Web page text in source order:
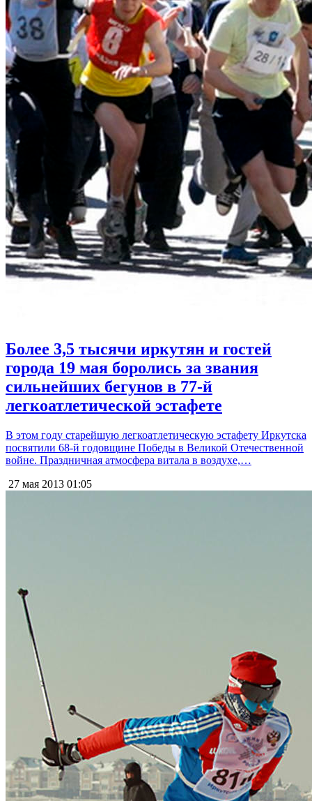
Более 3,5 тысячи иркутян и гостей
города 19 мая боролись за звания
сильнейших бегунов в 77-й
легкоатлетической эстафете
В этом году старейшую легкоатлетическую эстафету Иркутска
посвятили 68-й годовщине Победы в Великой Отечественной
войне. Праздничная атмосфера витала в воздухе,…
27 мая 2013 01:05